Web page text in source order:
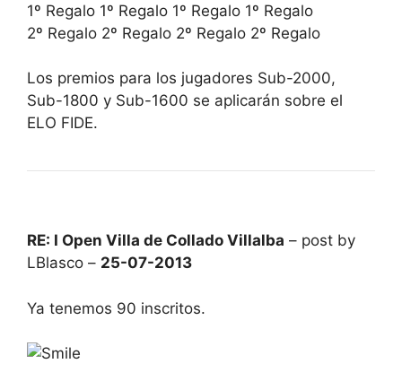
1º Regalo 1º Regalo 1º Regalo 1º Regalo
2º Regalo 2º Regalo 2º Regalo 2º Regalo
Los premios para los jugadores Sub-2000,
Sub-1800 y Sub-1600 se aplicarán sobre el
ELO FIDE.
RE: I Open Villa de Collado Villalba – post by
LBlasco – 25-07-2013
Ya tenemos 90 inscritos.